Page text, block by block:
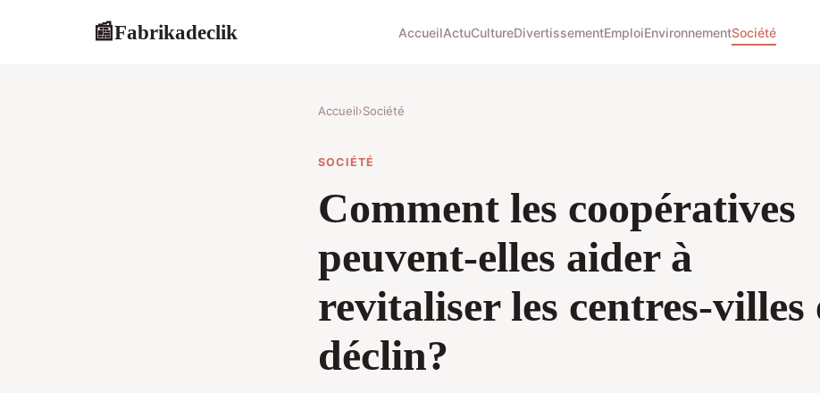
📰Fabrikadeclik AccueilActuCultureDivertissementEmploiEnvironnementSociété
Accueil›Société
SOCIÉTÉ
Comment les coopératives
peuvent-elles aider à
revitaliser les centres-villes
déclin?